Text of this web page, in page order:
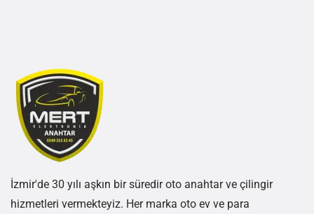
İzmir'de 30 yılı aşkın bir süredir oto anahtar ve çilingir
hizmetleri vermekteyiz. Her marka oto ev ve para